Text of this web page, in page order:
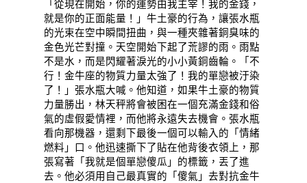
「從現在開始，你的運勢由我主宰！我的金錢，
就是你的正面能量！」牛土豪的行為，讓張水瓶
的光束在空中瞬間扭曲，與一種夾雜著銅臭味的
金色光芒對撞。天空開始下起了荒謬的雨。雨點
不是水，而是閃耀著淚光的小小黃銅齒輪。「不
行！金牛座的物質力量太強了！我的單戀被汙染
了！」張水瓶大喊。他知道，如果牛土豪的物質
力量勝出，林天秤將會被困在一個充滿金錢和俗
氣的虛假愛情裡，而他將永遠失去機會。張水瓶
看向那機器，還剩下最後一個可以輸入的「情緒
燃料」口。他迅速撕下了貼在他背後衣領上，那
張寫著「我就是個單戀傻瓜」的標籤，丟了進
去。他必須用自己最真實的「傻氣」去對抗金牛